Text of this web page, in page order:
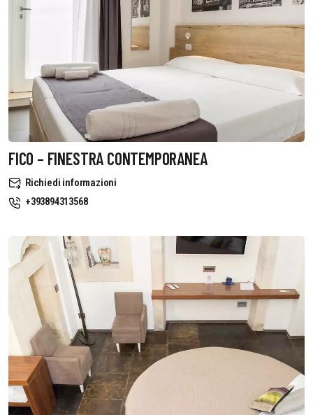
FICO – FINESTRA CONTEMPORANEA
Richiedi informazioni
+393894313568